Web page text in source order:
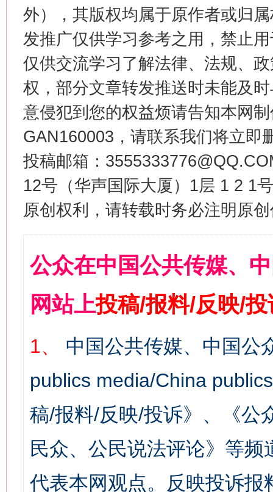
外），其版权均属于原作者或归
发推广仅供学习参考之用，禁止
仅供交流学习了解法律、法规、
权，部分文章转发推送时未能及
意侵犯到您的权益烦请告知本网
GAN160003，请联系我们将立即
投稿邮箱：
12号（华声国际大厦）1层 1 2 1
原创权利，请转载时务必注明原
公众在中国公共传媒、
网站上投稿/报料/反映/
1、
中国公共传媒、中国公
publics media/China
稿/报料/反映/投诉》、《公
民众、公民说法评论》等
代表本网观点。反映投诉